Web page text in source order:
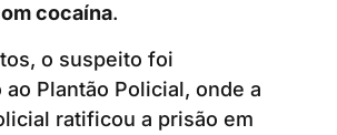
cocaína.
o suspeito foi
Plantão Policial, onde a
ratificou a prisão em